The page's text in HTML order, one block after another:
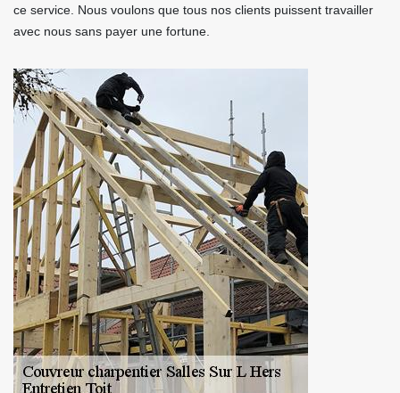
ce service. Nous voulons que tous nos clients puissent travailler
avec nous sans payer une fortune.